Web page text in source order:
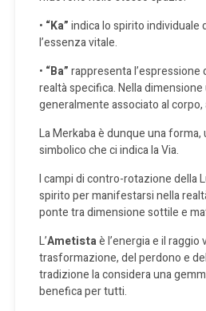
• “Ka”indica lo spirito individuale
l’essenza vitale.
• “Ba”rappresenta l’espressione
realtà specifica. Nella dimensione
generalmente associato al corpo,
La Merkaba è dunque una
simbolico che ci indica la Via.
I campi di contro-rotazione della
spirito per manifestarsi nella
ponte tra dimensione sottile e
L’Ametistaè l’energia e il raggio
trasformazione, del perdono e
tradizione la considera una
benefica per tutti.